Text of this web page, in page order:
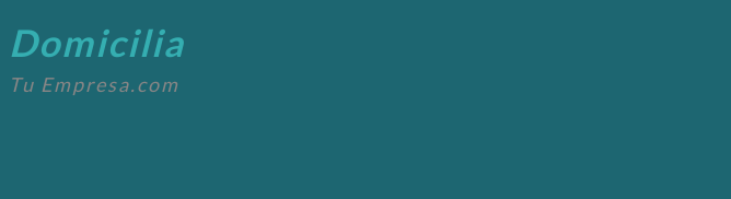
Domicilia
Tu Empresa.com